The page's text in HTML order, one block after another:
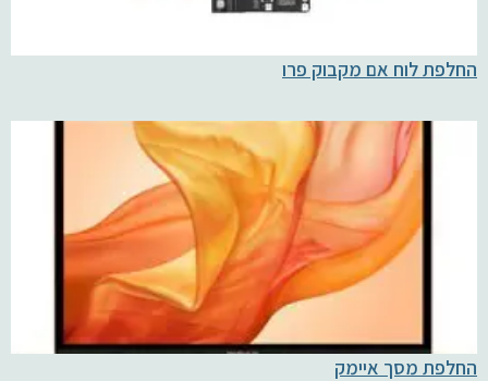
החלפת לוח אם מקבוק פרו
החלפת מסך איימק